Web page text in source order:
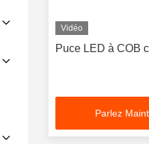
Vidéo
Puce LED à COB
Parlez